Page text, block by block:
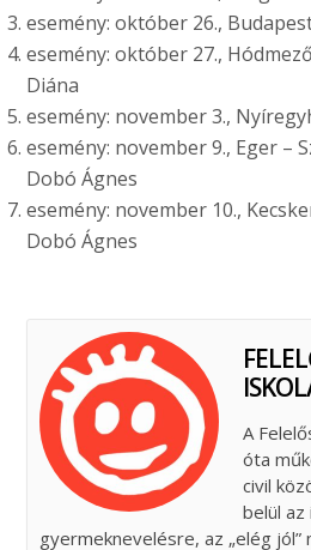
esemény: október 26.,
esemény: október 27.,
Diána
esemény: november 3.,
esemény: november 9., Eger –
Dobó Ágnes
esemény: november 10.,
Dobó Ágnes
A
óta
civil
belül az
gyermeknevelésre, az „elég jól”